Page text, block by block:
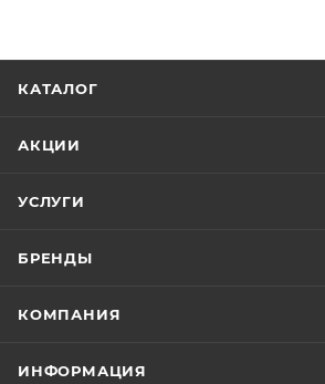
КАТАЛОГ
АКЦИИ
УСЛУГИ
БРЕНДЫ
КОМПАНИЯ
ИНФОРМАЦИЯ